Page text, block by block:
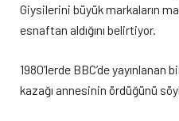
Giysilerini büyük markaların
esnaftan aldığını belirtiyor.
1980’lerde BBC’de
kazağı annesinin ördüğünü